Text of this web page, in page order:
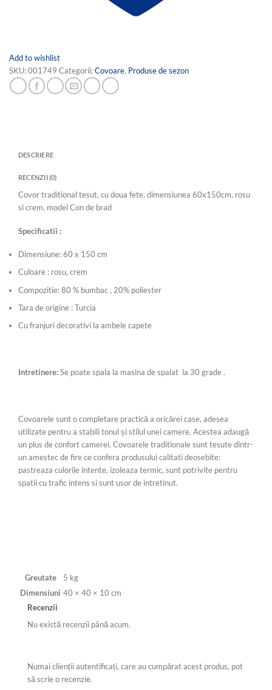
Add to wishlist
SKU:001749 Categorii:Covoare, Produse de sezon
DESCRIERE
RECENZII (0)
Covor traditional tesut, cu doua fete, dimensiunea 60x150cm, rosu
si crem, model Con de brad
Specificatii :
Dimensiune: 60 x 150 cm
Culoare : rosu, crem
Compozitie: 80 % bumbac , 20% poliester
Tara de origine : Turcia
Cu franjuri decorativi la ambele capete
Intretinere:Se poate spala la masina de spalat la 30 grade .
Covoarele sunt o completare practică a oricărei case, adesea
utilizate pentru a stabili tonul și stilul unei camere. Acestea adaugă
un plus de confort camerei. Covoarele traditionale sunt tesute dintr-
un amestec de fire ce confera produsului calitati deosebite:
pastreaza culorile intente, izoleaza termic, sunt potrivite pentru
spatii cu trafic intens si sunt usor de intretinut.
Greutate
5 kg
Dimensiuni 40 × 40 × 10 cm
Recenzii
Nu există recenzii până acum.
Numai clienții autentificați, care au cumpărat acest produs, pot
să scrie o recenzie.